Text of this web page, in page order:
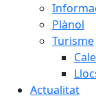
Plànol
Turisme
Actualitat